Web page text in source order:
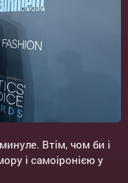
Втім, чом би і
і самоіронією у